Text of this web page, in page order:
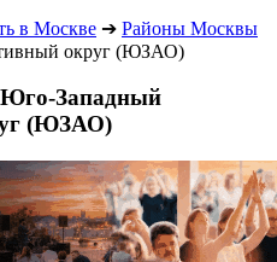
в Москве ➔ Районы Москвы
округ (ЮЗАО)
Юго-Западный
(ЮЗАО)